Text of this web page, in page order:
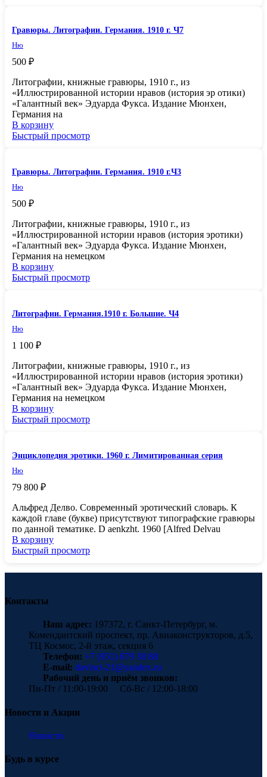
Гравюры. Литографии. Германия. 1910 г. Ч7
Ню
500 ₽
Литографии, книжные гравюры, 1910 г., из
«Иллюстрированной истории нравов (история эр отики)
«Галантный век» Эдуарда Фукса. Издание Мюнхен,
Германия на
В корзину
Быстрый просмотр
Гравюры. Литографии. Германия. 1910 г.Ч3
Ню
500 ₽
Литографии, книжные гравюры, 1910 г., из
«Иллюстрированной истории нравов (история эротики)
«Галантный век» Эдуарда Фукса. Издание Мюнхен,
Германия на немецком
В корзину
Быстрый просмотр
Литографии. Германия.1910 г. Большие. Ч4
Ню
1 100 ₽
Литографии, книжные гравюры, 1910 г., из
«Иллюстрированной истории нравов (история эротики)
«Галантный век» Эдуарда Фукса. Издание Мюнхен,
Германия на немецком
В корзину
Быстрый просмотр
Энциклопедия эротики. 1960 г. Лимитированная серия
Ню
79 800 ₽
Альфред Делво. Современный эротический словарь. К
каждой главе (букве) присутствуют типографские гравюры
по данной тематике. D аеnkzht. 1960 [Alfred Delvau
В корзину
Быстрый просмотр
Контакты
Наш адрес: 197372, г. Санкт-Петербург, м.
Комендантский проспект, пр. Авиаконструкторов, д.5,
ТЦ Космос, 2-й этаж, секция 6
Телефон: +7 (951) 679 38 88
E-mail: davinci-21@yandex.ru
Рабочий день и приём звонков:
Пн-Пт / 11:00-19:00 Сб-Вс / 12:00-18:00
Новости и Акции
Новости
Будь в курсе